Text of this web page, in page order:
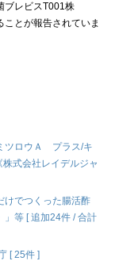
ブレビスT001株
ことが報告されていま
ツロウＡ プラス/キ
式会社レイデルジャ
けでつくった腸活酢
」等 [ 追加24件 / 合計
[ 25件 ]